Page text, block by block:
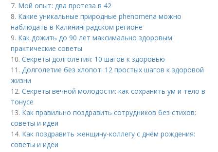
7. Мой опыт: два протеза в 42
8. Какие уникальные природные phenomena можно
наблюдать в Калининградском регионе
9. Как дожить до 90 лет максимально здоровым:
практические советы
10.Секреты долголетия: 10 шагов к здоровью
11. Долголетие без хлопот: 12 простых шагов к здоровой
жизни
12.Секреты вечной молодости: как сохранить ум и тело в
тонусе
13. Как правильно поздравить сотрудников без стихов:
советы и идеи
14. Как поздравить женщину-коллегу с днём рождения:
советы и идеи